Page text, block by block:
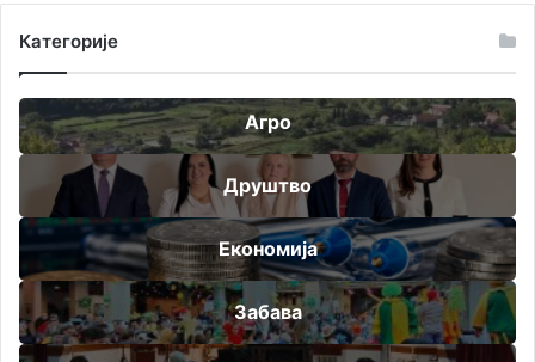
Категорије
Агро
Друштво
Економија
Забава